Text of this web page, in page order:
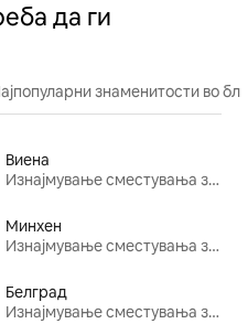
да ги
знаменитости во
Виена
Изнајмување сместувања за одмор
Минхен
Изнајмување сместувања за одмор
Белград
Изнајмување сместувања за одмор